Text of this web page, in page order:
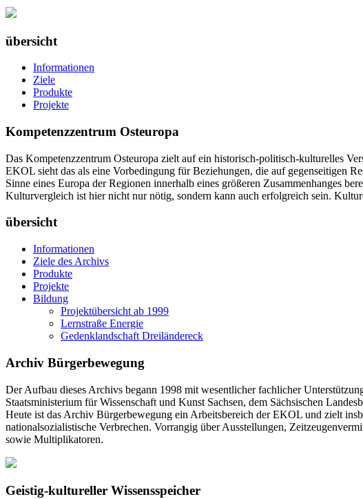
übersicht
Informationen
Ziele
Produkte
Projekte
Kompetenzzentrum Osteuropa
Das Kompetenzzentrum Osteuropa zielt auf ein historisch-politisch-kulturelles
EKOL sieht das als eine Vorbedingung für Beziehungen, die auf gegenseitigen
Sinne eines Europa der Regionen innerhalb eines größeren Zusammenhanges
Kulturvergleich ist hier nicht nur nötig, sondern kann auch erfolgreich sein.
übersicht
Informationen
Ziele des Archivs
Produkte
Projekte
Bildung
Projektübersicht ab 1999
Lernstraße Energie
Gedenklandschaft Dreiländereck
Archiv Bürgerbewegung
Der Aufbau dieses Archivs begann 1998 mit wesentlicher fachlicher
Staatsministerium für Wissenschaft und Kunst Sachsen, dem Sächsischen
Heute ist das Archiv Bürgerbewegung ein Arbeitsbereich der EKOL und zielt
nationalsozialistische Verbrechen. Vorrangig über Ausstellungen,
sowie Multiplikatoren.
Geistig-kultureller Wissensspeicher